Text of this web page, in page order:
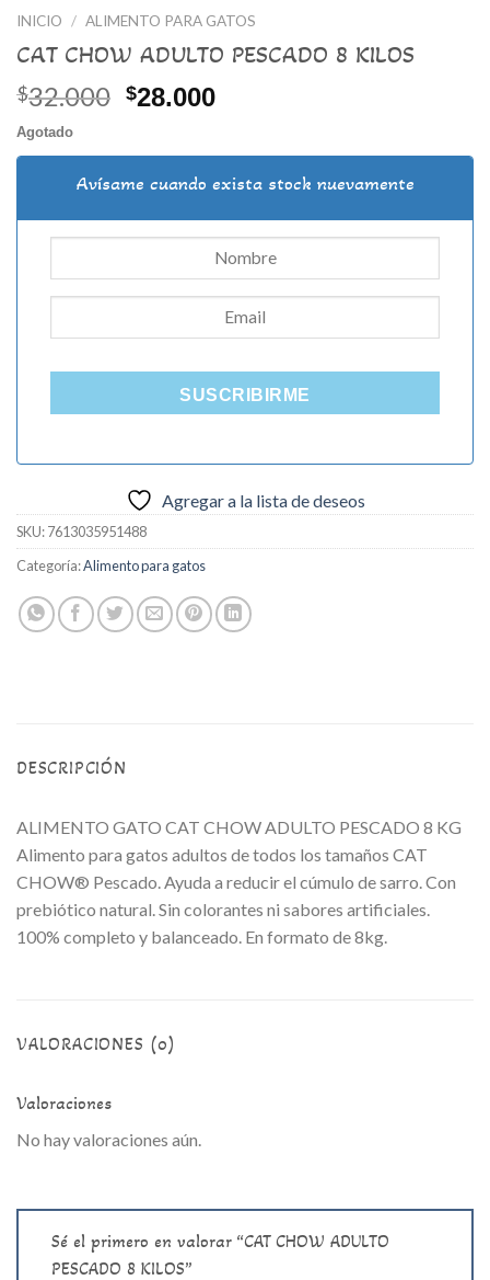
INICIO / ALIMENTO PARA GATOS
CAT CHOW ADULTO PESCADO 8 KILOS
$32.000 El
$28.000El
es:
Agotado
Avísame cuando exista stock nuevamente
SUSCRIBIRME
Agregar a la lista de deseos
SKU:7613035951488
Categoría:Alimento para gatos
DESCRIPCIÓN
ALIMENTO GATO CAT CHOW ADULTO PESCADO 8 KG
Alimento para gatos adultos de todos los tamaños CAT
CHOW® Pescado. Ayuda a reducir el cúmulo de sarro. Con
prebiótico natural. Sin colorantes ni sabores artificiales.
100% completo y balanceado. En formato de 8kg.
VALORACIONES (0)
Valoraciones
No hay valoraciones aún.
Sé el primero en valorar “CAT CHOW ADULTO
PESCADO 8 KILOS”